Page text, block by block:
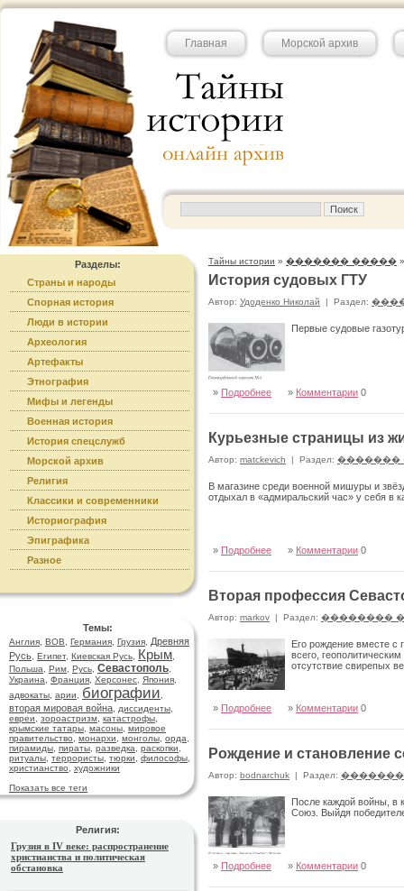
Главная Морской архив
Разделы:
Страны и народы
Спорная история
Люди в истории
Археология
Артефакты
Этнография
Мифы и легенды
Военная история
История спецслужб
Морской архив
Религия
Классики и современники
Историография
Эпиграфика
Разное
Темы:
Англия ВОВ Германия Грузия
Древняя
Русь Египет, Киевская Русь Крым
Польша
Рим Русь Севастополь
Украина
Франция Херсонес Япония
адвокаты арии биографии
вторая мировая война диссиденты
евреи
зороастризм катастрофы
крымские татары масоны мировое
правительство
монархи монголы орда
пирамиды пираты разведка раскопки
ритуалы террористы тюрки философы
христианство
художники
Показать все теги
Религия:
Грузия в IV веке: распространение
христианства и политическая
обстановка
Тайны истории » ������� �����
История судовых ГТУ
Автор: Удоденко Николай | Раздел:
Первые судовые
» Подробнее » Комментарии 0
Курьезные страницы из
Автор: matckevich | Раздел: �������
В магазине среди военной мишуры и
отдыхал в «адмиральский час» у себя в
» Подробнее » Комментарии 0
Вторая профессия
Автор: markov | Раздел: ��������
Его рождение вместе с
всего,
отсутствие свирепых
» Подробнее » Комментарии 0
Рождение и становление
Автор: bodnarchuk | Раздел:
После каждой войны, в
Союз. Выйдя
» Подробнее » Комментарии 0